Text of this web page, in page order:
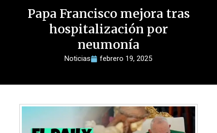
Papa Francisco mejora tras
hospitalización por
neumonía
Noticias febrero 19, 2025